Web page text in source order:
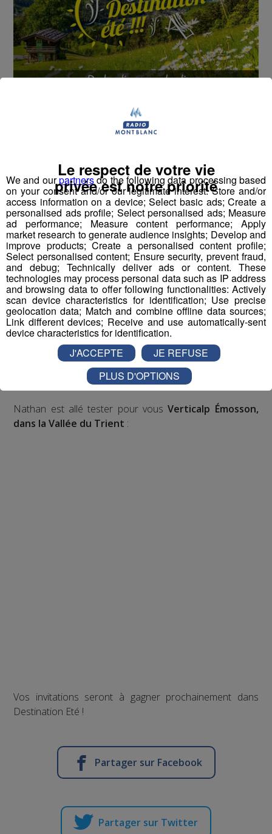
Cet été, Radio Mont Blanc s'occupe de toutes vos
sorties en famille, avec le grand jeu des vacances :
Deux rendez-vous par jour, à 8h45 et 17h45 sur
Radio Mont Blanc !
Déstination été ! Une question...une destination !
Nous vous poserons une question, a vous de faire le
bon choix entre les 3 réponses pour repartir avec vos
entrées pour un maximum d'activités dans la région !
Inscription par téléphone toute la journée pour
participer aux 2 tirages au sort par jour à 8h45 et 17h45.
Appelez le standard au 04 50 58 24 09
Pour cette semaine on vous offre vos entrées pour vous
et la personne de votre choix pourWALIBI RHONE
Nathan est allé tester pour vousVerticalp Émosson,
dans la Vallée du Trient :
Vos invitations seront à gagner prochainement dans
Destination Eté !
Partager sur Facebook
Partager sur Twitter
We and ourpartnersdo the following data processing based
on your consent and/or our legitimate interest: Store and/or
access information on a device; Select basic ads; Create a
personalised ads profile; Select personalised ads; Measure
ad performance; Measure content performance; Apply
market research to generate audience insights; Develop and
improve products; Create a personalised content profile;
Select personalised content; Ensure security, prevent fraud,
and debug; Technically deliver ads or content. These
technologies may process personal data such as IP address
and browsing data to offer following functionalities: Actively
scan device characteristics for identification; Use precise
geolocation data; Match and combine offline data sources;
Link different devices; Receive and use automatically-sent
device characteristics for identification.
Le respect de votre vie
privée est notre priorité
J'ACCEPTE
JE REFUSE
PLUS D'OPTIONS